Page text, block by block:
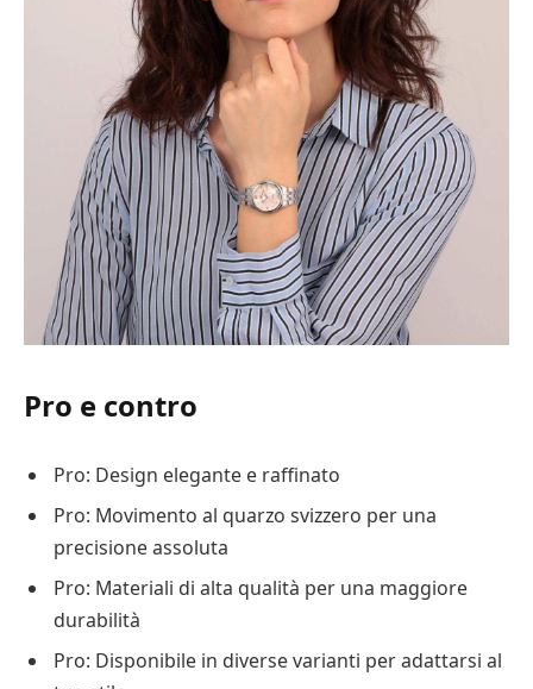
Pro e contro
Pro: Design elegante e raffinato
Pro: Movimento al quarzo svizzero per una
precisione assoluta
Pro: Materiali di alta qualità per una maggiore
durabilità
Pro: Disponibile in diverse varianti per adattarsi al